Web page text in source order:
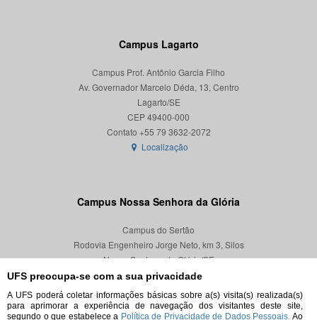
UFS preocupa-se com a sua privacidade
A UFS poderá coletar informações básicas sobre a(s) visita(s) realizada(s)
para aprimorar a experiência de navegação dos visitantes deste site,
segundo o que estabelece a Política de Privacidade de Dados Pessoais. Ao
Campus Lagarto
Campus Prof. Antônio Garcia Filho
Av. Governador Marcelo Déda, 13, Centro
Lagarto/SE
CEP 49400-000
Localização
Campus Nossa Senhora da Glória
Campus do Sertão
Rodovia Engenheiro Jorge Neto, km 3, Silos
Nossa Senhora da Glória/SE
CEP 49680-000
Localização